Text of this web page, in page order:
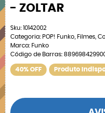
- ZOLTAR
Sku: 10142002
Categoria: POP! Funko Filmes
Marca: Funko
Código de Barras:
40% OFF Produto